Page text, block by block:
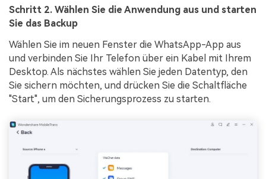
Schritt 2. Wählen Sie die Anwendung aus und starten
Sie das Backup
Wählen Sie im neuen Fenster die WhatsApp-App aus
und verbinden Sie Ihr Telefon über ein Kabel mit Ihrem
Desktop. Als nächstes wählen Sie jeden Datentyp, den
Sie sichern möchten, und drücken Sie die Schaltfläche
"Start", um den Sicherungsprozess zu starten.